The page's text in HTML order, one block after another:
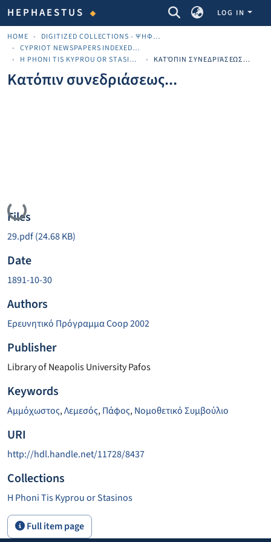
HEPHAESTUS COMMUNITIES & COLLECTIONS
LOG IN
HOME
DIGITIZED COLLECTIONS - ΨΗΦΙΟΠΟΙΗΜΈΝΕΣ ΣΥΛΛΟΓΈΣ
CYPRIOT NEWSPAPERS INDEXED MATERIAL
H PHONI TIS KYPROU OR STASINOS
ΚΑΤΌΠΙΝ ΣΥΝΕΔΡΙΆΣΕΩΣ...
Κατόπιν συνεδριάσεως...
Loading...
Files
29.pdf(24.68 KB)
Date
1891-10-30
Authors
Ερευνητικό Πρόγραμμα Coop 2002
Publisher
Library of Neapolis University Pafos
Keywords
Αμμόχωστος,Λεμεσός,Πάφος,Νομοθετικό Συμβούλιο
URI
http://hdl.handle.net/11728/8437
Collections
H Phoni Tis Kyprou or Stasinos
Full item page